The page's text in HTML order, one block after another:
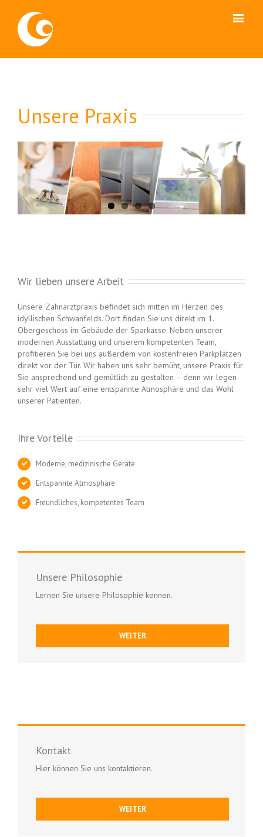
Unsere Praxis
Wir lieben unsere Arbeit
Unsere Zahnarztpraxis befindet sich mitten im Herzen des
idyllischen Schwanfelds. Dort finden Sie uns direkt im 1.
Obergeschoss im Gebäude der Sparkasse. Neben unserer
modernen Ausstattung und unserem kompetenten Team,
profitieren Sie bei uns außerdem von kostenfreien Parkplätzen
direkt vor der Tür. Wir haben uns sehr bemüht, unsere Praxis für
Sie ansprechend und gemütlich zu gestalten – denn wir legen
sehr viel Wert auf eine entspannte Atmosphäre und das Wohl
unserer Patienten.
Ihre Vorteile
Moderne, medizinische Geräte
Entspannte Atmosphäre
Freundliches, kompetentes Team
Unsere Philosophie
Lernen Sie unsere Philosophie kennen.
WEITER
Kontakt
Hier können Sie uns kontaktieren.
WEITER